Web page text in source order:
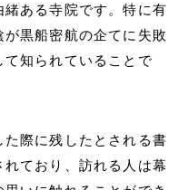
ある寺院です。特に有
黒船密航の企てに失敗
知られていることで
際に残したとされる書
ており、訪れる人は幕